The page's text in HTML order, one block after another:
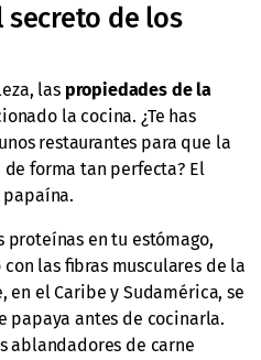
secreto de los
las propiedades de la
la cocina. ¿Te has
restaurantes para que la
de forma tan perfecta? El
papaína.
proteínas en tu estómago,
las fibras musculares de la
el Caribe y Sudamérica, se
papaya antes de cocinarla.
ablandadores de carne